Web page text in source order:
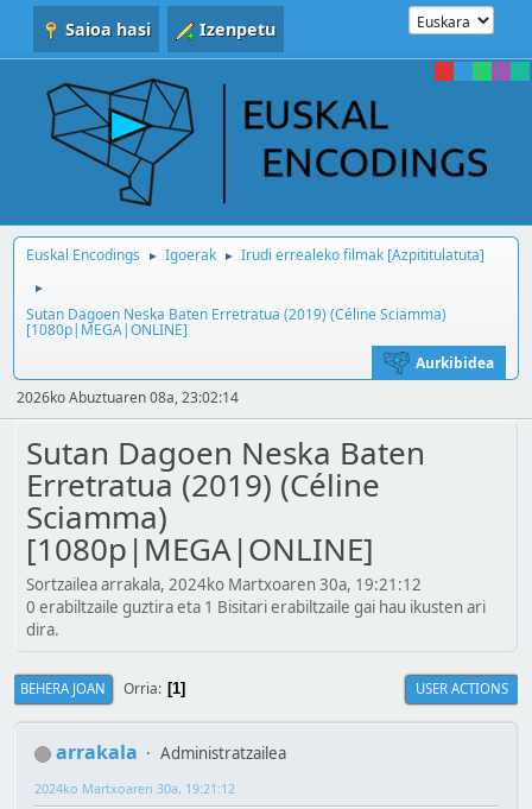
Saioa hasi Izenpetu
Euskal Encodings ► Igoerak ► Irudi errealeko filmak [Azpititulatuta]
►
Sutan Dagoen Neska Baten Erretratua (2019) (Céline Sciamma)
[1080p|MEGA|ONLINE]
Aurkibidea
2026ko Abuztuaren 08a, 23:02:14
Sutan Dagoen Neska Baten
Erretratua (2019) (Céline
Sciamma)
[1080p|MEGA|ONLINE]
Sortzailea arrakala, 2024ko Martxoaren 30a, 19:21:12
0 erabiltzaile guztira eta 1 Bisitari erabiltzaile gai hau ikusten ari
dira.
BEHERA JOAN Orria 1 USER ACTIONS
arrakala Administratzailea
2024ko Martxoaren 30a, 19:21:12